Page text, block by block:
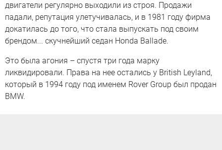
двигатели регулярно выходили из строя. Продажи
падали, репутация улетучивалась, и в 1981 году фирма
докатилась до того, что стала выпускать под своим
брендом... скучнейший седан Honda Ballade.
Это была агония – спустя три года марку
ликвидировали. Права на нее остались у British Leyland,
который в 1994 году под именем Rover Group был продан
BMW.